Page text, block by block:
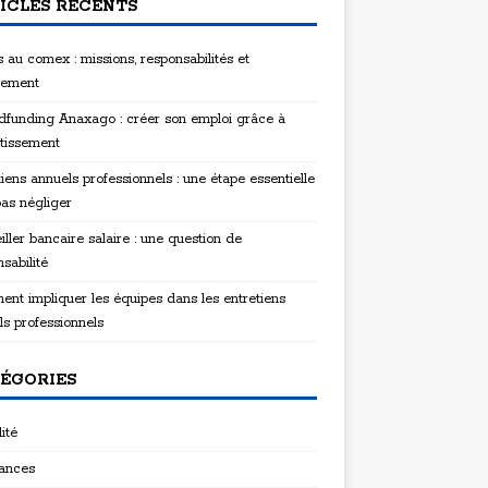
RÉCENTS
au comex : missions, responsabilités et
Anaxago : créer son emploi grâce à
annuels professionnels : une étape essentielle
négliger
bancaire salaire : une question de
impliquer les équipes dans les entretiens
professionnels